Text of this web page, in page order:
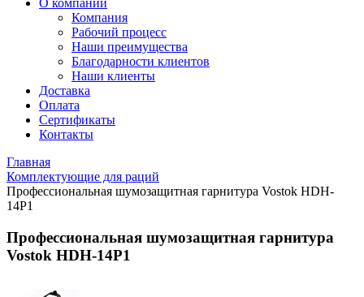
О компании
Компания
Рабочий процесс
Наши преимущества
Благодарности клиентов
Наши клиенты
Доставка
Оплата
Сертификаты
Контакты
Главная
Комплектующие для раций
Профессиональная шумозащитная гарнитура Vostok HDH-
14P1
Профессиональная шумозащитная гарнитура
Vostok HDH-14P1